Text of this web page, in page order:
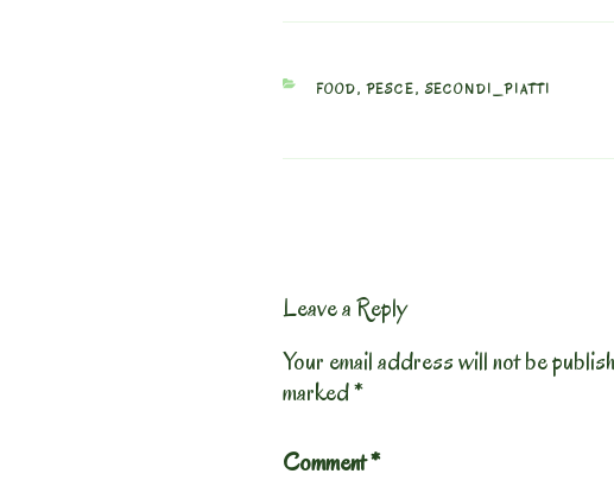
CATEGORIES
FOOD,PESCE,SECONDI_PIATTI
Leave a Reply
Your email address will not be
marked*
Comment*